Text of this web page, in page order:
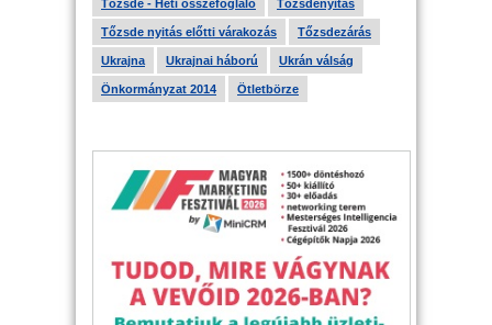
Tőzsde - Heti összefoglaló Tőzsdenyitás
Tőzsde nyitás előtti várakozás Tőzsdezárás
Ukrajna Ukrajnai háború Ukrán válság
Önkormányzat 2014 Ötletbörze